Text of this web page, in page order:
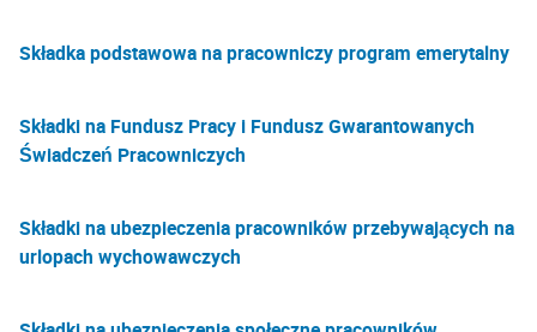
Składka podstawowa na pracowniczy program emerytalny
Składki na Fundusz Pracy i Fundusz Gwarantowanych
Świadczeń Pracowniczych
Składki na ubezpieczenia pracowników przebywających na
urlopach wychowawczych